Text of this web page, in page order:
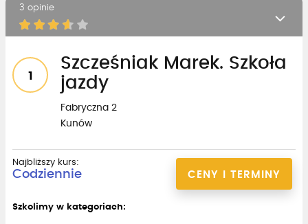
3 opinie
1
Szcześniak Marek. Szkoła
jazdy
Fabryczna 2
Kunów
CENY I TERMINY
Najbliższy kurs:
Codziennie
Szkolimy w kategoriach: